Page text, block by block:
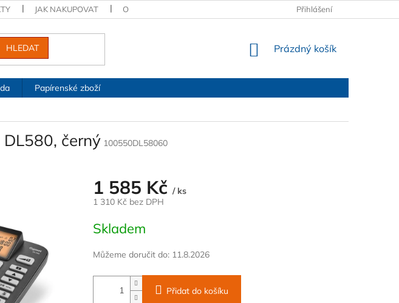
JAK NAKUPOVAT OBCHODNÍ PODMÍNKY PODMÍNKY OCHRANY OSOBNÍCH ÚDAJŮ
Přihlášení
HLEDAT
NÁKUPNÍ
Prázdný košík
Papírenské zboží
černý 100550DL58060
1 585 Kč / ks
1 310 Kč bez DPH
cena:
Skladem
Můžeme doručit do: 11.8.2026
Přidat do košíku